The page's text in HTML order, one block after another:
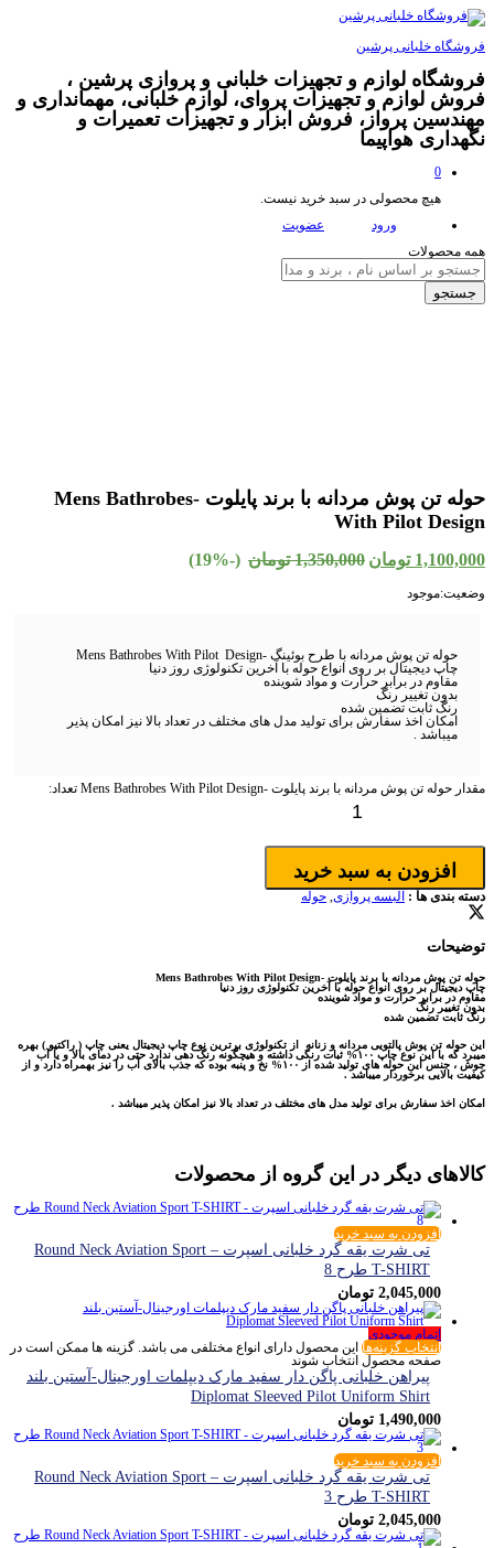
فروشگاه خلبانی پرشین
فروشگاه لوازم و تجهیزات خلبانی و پروازی پرشین ،
فروش لوازم و تجهیزات پروای، لوازم خلبانی، مهمانداری و
مهندسین پرواز، فروش ابزار و تجهیزات تعمیرات و
نگهداری هواپیما
0
هیچ محصولی در سبد خرید نیست.
ورود
عضویت
همه محصولات
جستجو
حوله تن پوش مردانه با برند پایلوت -Mens Bathrobes
With Pilot Design
1,100,000 تومان 1,350,000 تومان (-19%)
وضعیت:موجود
حوله تن پوش مردانه با طرح بوئینگ -Mens Bathrobes With Pilot Design
چاپ دیجیتال بر روی انواع حوله با آخرین تکنولوژی روز دنیا
مقاوم در برابر حرارت و مواد شوینده
بدون تغییر رنگ
رنگ ثابت تضمین شده
امکان اخذ سفارش برای تولید مدل های مختلف در تعداد بالا نیز امکان پذیر
میباشد .
مقدار حوله تن پوش مردانه با برند پایلوت -Mens Bathrobes With Pilot Design تعداد:
افزودن به سبد خرید
دسته بندی ها : البسه پروازی, حوله
توضیحات
حوله تن پوش مردانه با برند پایلوت -Mens Bathrobes With Pilot Design
چاپ دیجیتال بر روی انواع حوله با آخرین تکنولوژی روز دنیا
مقاوم در برابر حرارت و مواد شوینده
بدون تغییر رنگ
رنگ ثابت تضمین شده
این حوله تن پوش پالتویی مردانه و زنانه از تکنولوژی برترین نوع چاپ دیجیتال یعنی چاپ ( راکتیو ) بهره
میبرد که با این نوع چاپ ۱۰۰% ثبات رنگی داشته و هیچگونه رنگ دهی ندارد حتی در دمای بالا و یا آب
جوش ، جنس این حوله های تولید شده از ۱۰۰% نخ و پنبه بوده که جذب بالای آب را نیز بهمراه دارد و از
کیفیت بالایی برخوردار میباشد .
امکان اخذ سفارش برای تولید مدل های مختلف در تعداد بالا نیز امکان پذیر میباشد .
کالاهای دیگر در این گروه از محصولات
افزودن به سبد خرید
تی شرت یقه گرد خلبانی اسپرت – Round Neck Aviation Sport
T-SHIRT طرح 8
2,045,000 تومان
اتمام موجودی
انتخاب گزینه‌ها این محصول دارای انواع مختلفی می باشد. گزینه ها ممکن است در
صفحه محصول انتخاب شوند
پیراهن خلبانی پاگن دار سفید مارک دیپلمات اورجینال-آستین بلند
Diplomat Sleeved Pilot Uniform Shirt
1,490,000 تومان
افزودن به سبد خرید
تی شرت یقه گرد خلبانی اسپرت – Round Neck Aviation Sport
T-SHIRT طرح 3
2,045,000 تومان